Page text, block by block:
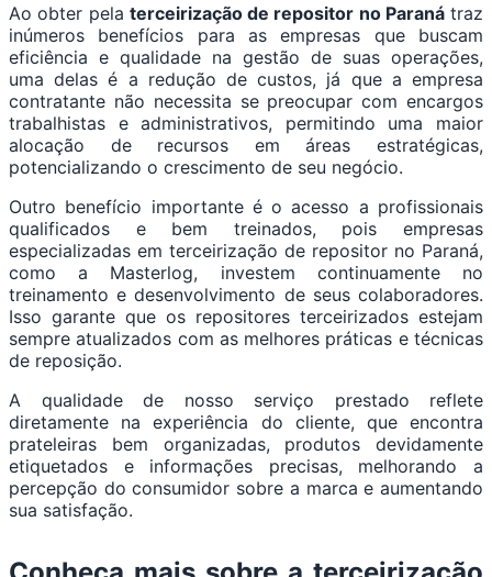
Ao obter pela terceirização de repositor no Paranátraz
inúmeros benefícios para as empresas que buscam
eficiência e qualidade na gestão de suas operações,
uma delas é a redução de custos, já que a empresa
contratante não necessita se preocupar com encargos
trabalhistas e administrativos, permitindo uma maior
alocação de recursos em áreas estratégicas,
potencializando o crescimento de seu negócio.
Outro benefício importante é o acesso a profissionais
qualificados e bem treinados, pois empresas
especializadas em terceirização de repositor no Paraná,
como a Masterlog, investem continuamente no
treinamento e desenvolvimento de seus colaboradores.
Isso garante que os repositores terceirizados estejam
sempre atualizados com as melhores práticas e técnicas
de reposição.
A qualidade de nosso serviço prestado reflete
diretamente na experiência do cliente, que encontra
prateleiras bem organizadas, produtos devidamente
etiquetados e informações precisas, melhorando a
percepção do consumidor sobre a marca e aumentando
sua satisfação.